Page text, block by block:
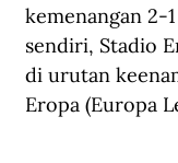
kemenangan 2-
sendiri, Stadio
di urutan
Eropa (Europa